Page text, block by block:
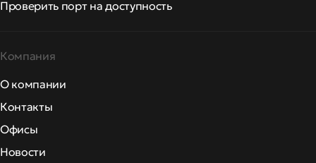
Проверить порт на доступность
Компания
О компании
Контакты
Офисы
Новости